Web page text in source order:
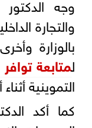
والتجارة
بالوزارة
لمتابعة
التموينية
كما أكد